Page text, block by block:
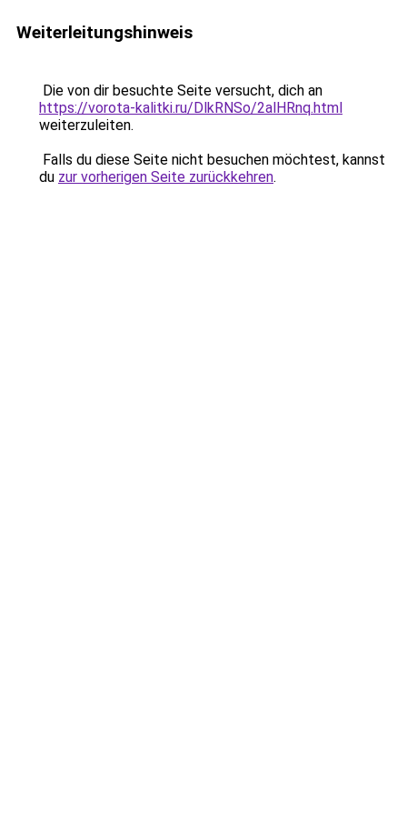
Weiterleitungshinweis
Die von dir besuchte Seite versucht, dich an
https://vorota-kalitki.ru/DlkRNSo/2alHRnq.html
weiterzuleiten.
Falls du diese Seite nicht besuchen möchtest, kannst
du zur vorherigen Seite zurückkehren.